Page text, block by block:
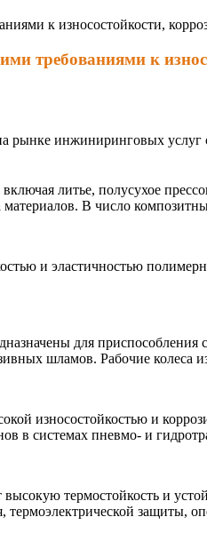
к износостойкости,
требованиями к
инжиниринговых услуг
литье, полусухое
В число
и эластичностью
для
шламов. Рабочие колеса
износостойкостью и
в системах пневмо- и
термостойкость и
защиты,